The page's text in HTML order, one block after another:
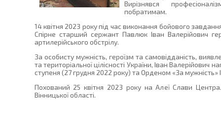
Вирізнявся
побратимам.
14 квітня 2023 року під час виконання бойового
Спірне старший сержант Павлюк Іван Валерійович
артилерійського обстрілу.
За особисту мужність, героїзм та самовідданість,
та територіальної цілісності України, Іван
ступеня (27 грудня 2022 року) та Орденом «За мужність»
Похований 25 квітня 2023 року на Алеї Слави
Вінницької області.